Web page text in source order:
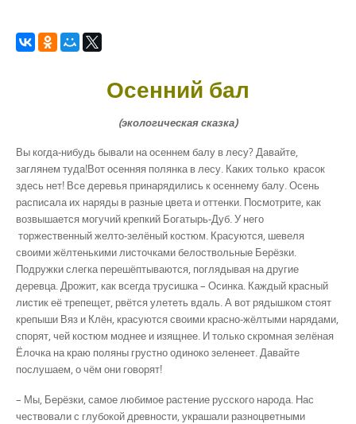
Осенний бал
(экологическая сказка)
Вы когда-нибудь бывали на осеннем балу в лесу? Давайте,
заглянем туда!Вот осенняя полянка в лесу. Каких только красок
здесь нет! Все деревья принарядились к осеннему балу. Осень
расписала их наряды в разные цвета и оттенки. Посмотрите, как
возвышается могучий крепкий Богатырь-Дуб. У него
торжественный желто-зелёный костюм. Красуются, шевеля
своими жёлтенькими листочками белоствольные Берёзки.
Подружки слегка перешёптываются, поглядывая на другие
деревца. Дрожит, как всегда трусишка – Осинка. Каждый красный
листик её трепещет, рвётся улететь вдаль. А вот рядышком стоят
крепыши Вяз и Клён, красуются своими красно-жёлтыми нарядами,
спорят, чей костюм моднее и изящнее. И только скромная зелёная
Ёлочка на краю поляны грустно одиноко зеленеет. Давайте
послушаем, о чём они говорят!
– Мы, Берёзки, самое любимое растение русского народа. Нас
чествовали с глубокой древности, украшали разноцветными